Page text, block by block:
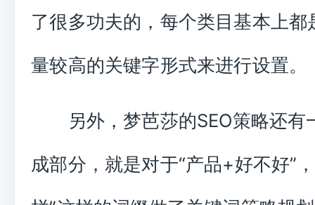
了很多功夫的，每个类目基本上都
量较高的关键字形式来进行设置。
另外，梦芭莎的SEO策略还有
成部分，就是对于“产品+好不好”